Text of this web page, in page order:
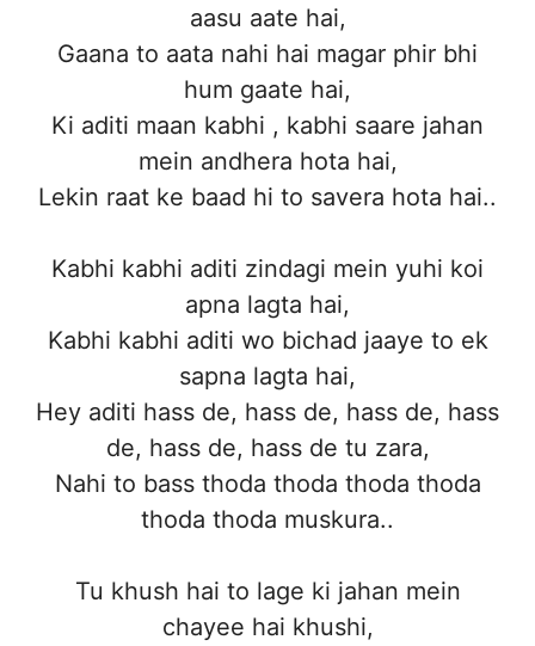
aasu aate hai,
Gaana to aata nahi hai magar phir bhi
hum gaate hai,
Ki aditi maan kabhi , kabhi saare jahan
mein andhera hota hai,
Lekin raat ke baad hi to savera hota hai..
Kabhi kabhi aditi zindagi mein yuhi koi
apna lagta hai,
Kabhi kabhi aditi wo bichad jaaye to ek
sapna lagta hai,
Hey aditi hass de, hass de, hass de, hass
de, hass de, hass de tu zara,
Nahi to bass thoda thoda thoda thoda
thoda thoda muskura..
Tu khush hai to lage ki jahan mein
chayee hai khushi,